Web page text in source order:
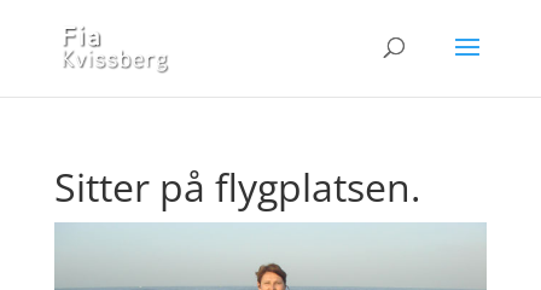
Sitter på flygplatsen.